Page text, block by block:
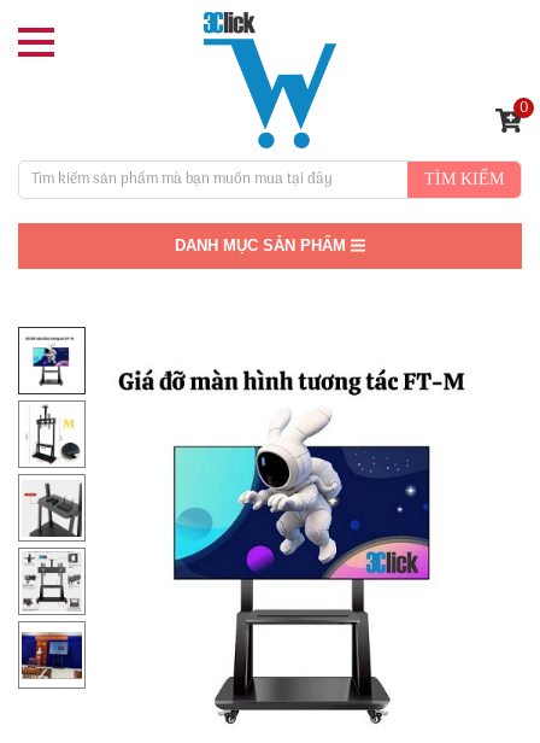
TÌM KIẾM
0
DANH MỤC SẢN PHẨM